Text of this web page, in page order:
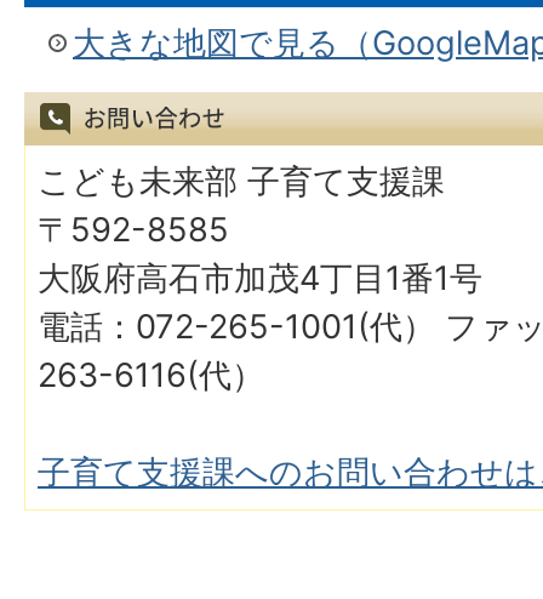
大きな地図で見る（
こども未来部 子育て支援課
〒592-8585
大阪府高石市加茂4丁目1番1号
電話：072-265-1001(代） ファ
263-6116(代）
子育て支援課へのお問い合わせ